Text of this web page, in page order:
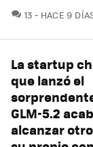
13 HACE 9
La startup
que lanzó el
GLM-5.2
alcanzar